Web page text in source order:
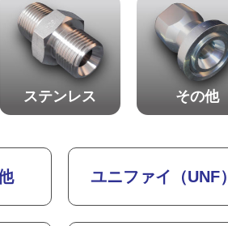
ステンレス その他
ユニファイ（UNF）